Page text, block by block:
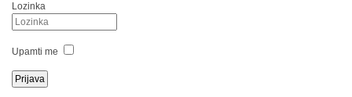
Lozinka
Upamti me